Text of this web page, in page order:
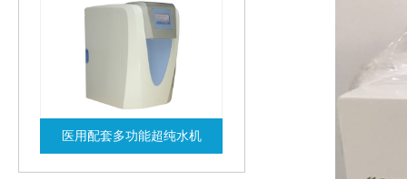
120N
查看详情
医用配套多功能超纯水机
查看详情